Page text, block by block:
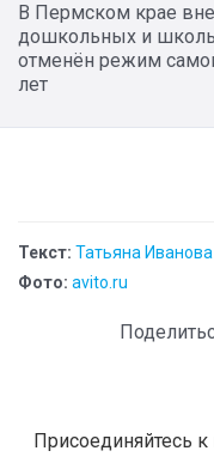
В Пермском крае
дошкольных и
отменён режим
лет
Текст: Татьяна Иванова
Фото: avito.ru
Присоединяйтесь